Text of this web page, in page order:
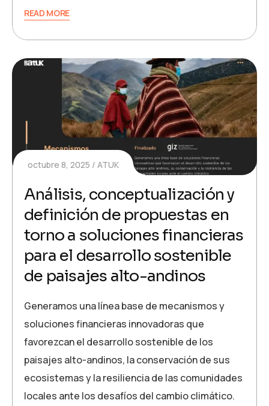
READ MORE
octubre 8, 2025 ATUK
Análisis, conceptualización y
definición de propuestas en
torno a soluciones financieras
para el desarrollo sostenible
de paisajes alto-andinos
Generamos una línea base de mecanismos y
soluciones financieras innovadoras que
favorezcan el desarrollo sostenible de los
paisajes alto-andinos, la conservación de sus
ecosistemas y la resiliencia de las comunidades
locales ante los desafíos del cambio climático.